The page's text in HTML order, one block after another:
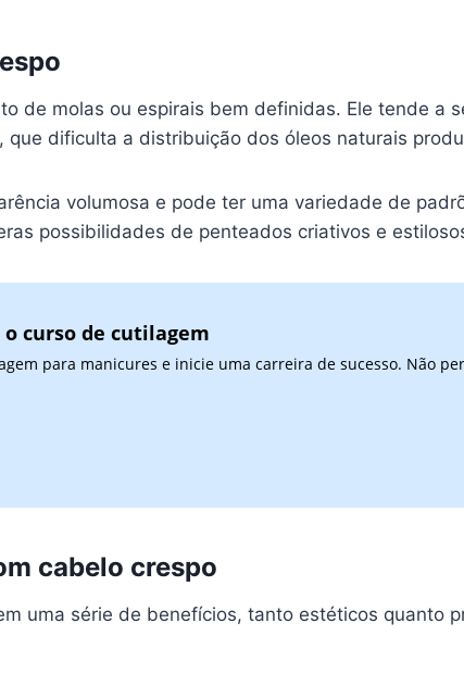
de molas ou espirais bem definidas. Ele tende a
dificulta a distribuição dos óleos naturais
volumosa e pode ter uma variedade de
possibilidades de penteados criativos e
curso de cutilagem
para manicures e inicie uma carreira de sucesso. Não
cabelo crespo
uma série de benefícios, tanto estéticos quanto